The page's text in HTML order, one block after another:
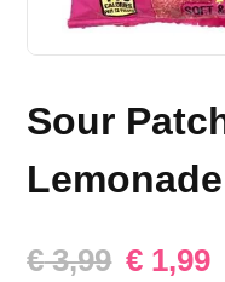
Sour
€3,99 € 1,99
Huidige